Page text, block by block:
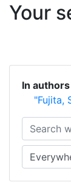
Your
In
"Fujita,
Search
Search in...